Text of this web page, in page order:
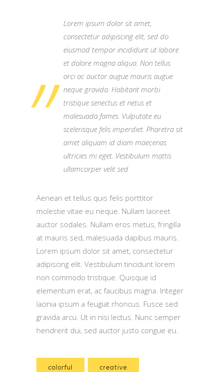
Lorem ipsum dolor sit amet,
consectetur adipiscing elit, sed do
eiusmod tempor incididunt ut labore
et dolore magna aliqua. Non tellus
orci ac auctor augue mauris augue
neque gravida. Habitant morbi
tristique senectus et netus et
malesuada fames. Vulputate eu
scelerisque felis imperdiet. Pharetra sit
amet aliquam id diam maecenas
ultricies mi eget. Vestibulum mattis
ullamcorper velit sed
Aenean et tellus quis felis porttitor
molestie vitae eu neque. Nullam laoreet
auctor sodales. Nullam eros metus, fringilla
at mauris sed, malesuada dapibus mauris.
Lorem ipsum dolor sit amet, consectetur
adipiscing elit. Vestibulum tincidunt lorem
non commodo tristique. Quisque id
elementum erat, ac faucibus magna. Integer
lacinia ipsum a feugiat rhoncus. Fusce sed
gravida arcu. Ut in nisi lectus. Nunc semper
hendrerit dui, sed auctor justo congue eu.
colorful creative